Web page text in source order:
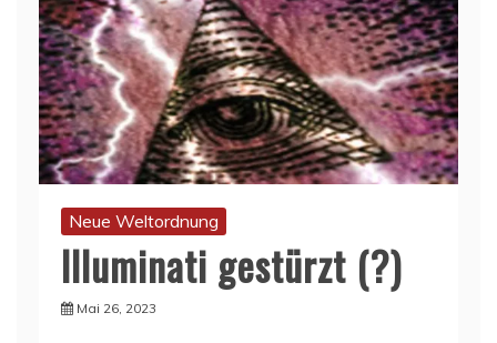
Neue Weltordnung
Illuminati gestürzt (?)
Mai 26, 2023